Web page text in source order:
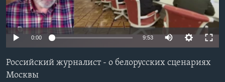
Learning English
0:00 9:53
Российский журналист - о белорусских сценариях
Москвы